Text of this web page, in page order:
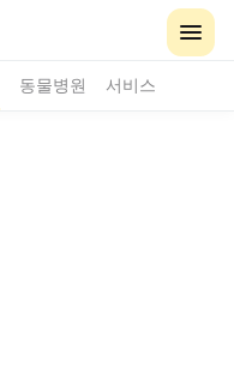
동물병원 서비스